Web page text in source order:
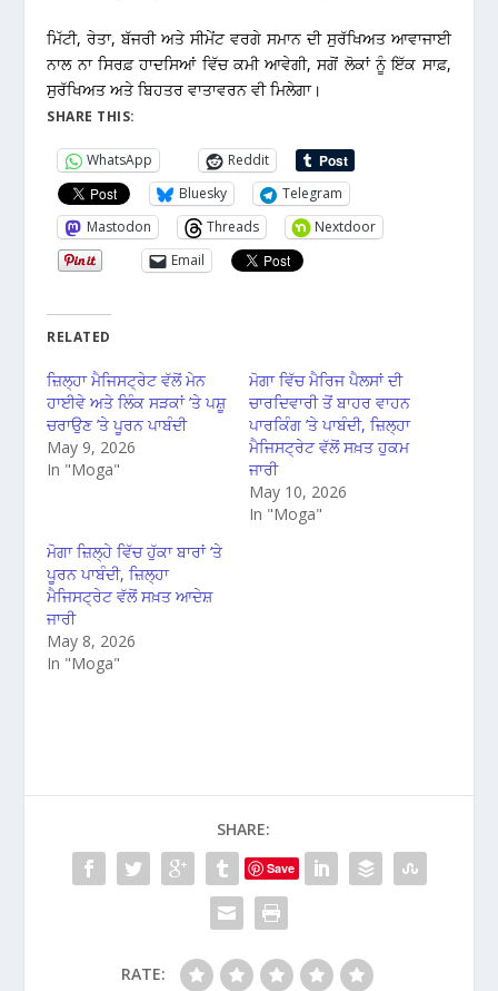
ਮਿੱਟੀ, ਰੇਤਾ, ਬੱਜਰੀ ਅਤੇ ਸੀਮੇਂਟ ਵਰਗੇ ਸਮਾਨ ਦੀ ਸੁਰੱਖਿਅਤ ਆਵਾਜਾਈ
ਨਾਲ ਨਾ ਸਿਰਫ਼ ਹਾਦਸਿਆਂ ਵਿੱਚ ਕਮੀ ਆਵੇਗੀ, ਸਗੋਂ ਲੋਕਾਂ ਨੂੰ ਇੱਕ ਸਾਫ਼,
ਸੁਰੱਖਿਅਤ ਅਤੇ ਬਿਹਤਰ ਵਾਤਾਵਰਨ ਵੀ ਮਿਲੇਗਾ।
SHARE THIS:
WhatsApp
Reddit
Bluesky
Telegram
Mastodon
Threads
Nextdoor
Email
RELATED
ਜ਼ਿਲ੍ਹਾ ਮੈਜਿਸਟ੍ਰੇਟ ਵੱਲੋਂ ਮੇਨ
ਹਾਈਵੇ ਅਤੇ ਲਿੰਕ ਸੜਕਾਂ ’ਤੇ ਪਸ਼ੂ
ਚਰਾਉਣ ’ਤੇ ਪੂਰਨ ਪਾਬੰਦੀ
May 9, 2026
In "Moga"
ਮੋਗਾ ਵਿੱਚ ਮੈਰਿਜ ਪੈਲਸਾਂ ਦੀ
ਚਾਰਦਿਵਾਰੀ ਤੋਂ ਬਾਹਰ ਵਾਹਨ
ਪਾਰਕਿੰਗ ’ਤੇ ਪਾਬੰਦੀ, ਜ਼ਿਲ੍ਹਾ
ਮੈਜਿਸਟ੍ਰੇਟ ਵੱਲੋਂ ਸਖ਼ਤ ਹੁਕਮ
ਜਾਰੀ
May 10, 2026
In "Moga"
ਮੋਗਾ ਜ਼ਿਲ੍ਹੇ ਵਿੱਚ ਹੁੱਕਾ ਬਾਰਾਂ ‘ਤੇ
ਪੂਰਨ ਪਾਬੰਦੀ, ਜ਼ਿਲ੍ਹਾ
ਮੈਜਿਸਟ੍ਰੇਟ ਵੱਲੋਂ ਸਖ਼ਤ ਆਦੇਸ਼
ਜਾਰੀ
May 8, 2026
In "Moga"
SHARE:
Save
RATE: